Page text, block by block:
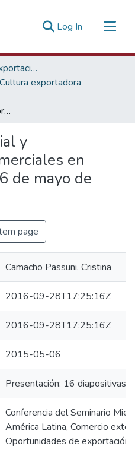
Log In (current)
Promoción de las Exportaciones
Cultura exportadora
Panorama comercial y oportunidades comerciales en América Latina [06 de mayo de 2015]
y
en
de mayo de
page
Camacho Passuni, Cristina
2016-09-28T17:25:16Z
2016-09-28T17:25:16Z
2015-05-06
Presentación: 16 diapositivas.
Conferencia del Seminario
América Latina, Comercio
Oportunidades de exportación